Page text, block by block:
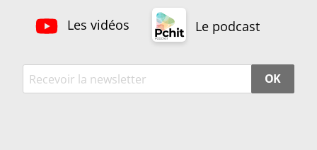
Les vidéos Le podcast
OK